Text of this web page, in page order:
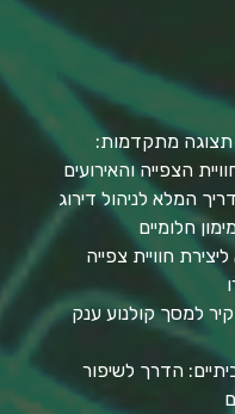
תצוגה מתקדמות:
הצפייה והאירועים
המלא לניהול דירוג
חלומיים
חוויית צפייה
למסך קולנוע ענק
הדרך לשיפור